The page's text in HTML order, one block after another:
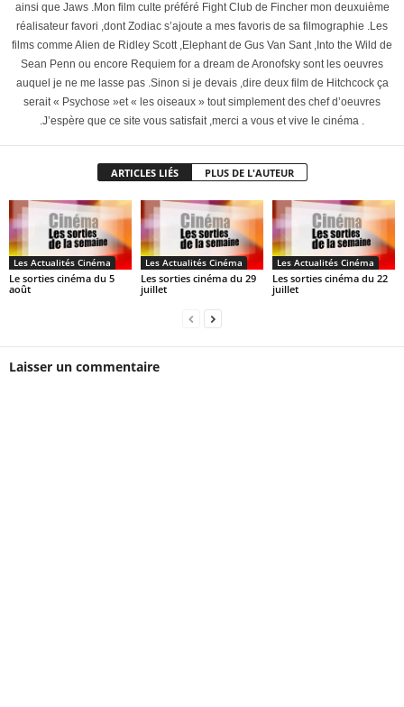
ainsi que Jaws .Mon film culte préféré Fight Club de Fincher mon deuxuième
réalisateur favori ,dont Zodiac s’ajoute a mes favoris de sa filmographie .Les
films comme Alien de Ridley Scott ,Elephant de Gus Van Sant ,Into the Wild de
Sean Penn ou encore Requiem for a dream de Aronofsky sont les oeuvres
auquel je ne me lasse pas .Sinon si je devais ,dire deux film de Hitchcock ça
serait « Psychose »et « les oiseaux » tout simplement des chef d’oeuvres
.J’espère que ce site vous satisfait ,merci a vous et vive le cinéma .
ARTICLES LIÉS PLUS DE L'AUTEUR
Les Actualités Cinéma
Le sorties cinéma du 5
août
Les Actualités Cinéma
Les sorties cinéma du 29
juillet
Les Actualités Cinéma
Les sorties cinéma du 22
juillet
Laisser un commentaire